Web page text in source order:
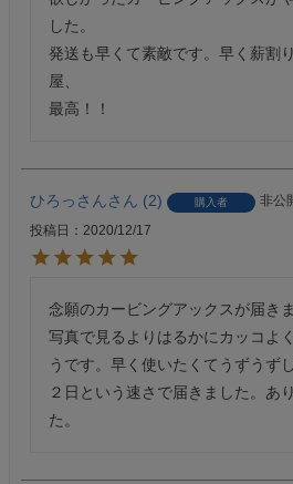
した。
発送も早くて素敵です。早く薪割
屋、
最高！！
ひろっさん 2 購入者
非公
投稿日
2020/12/17
念願のカービングアックスが届きま
写真で見るよりはるかにカッコよ
うです。早く使いたくてうずうず
２日という速さで届きました。あ
た。